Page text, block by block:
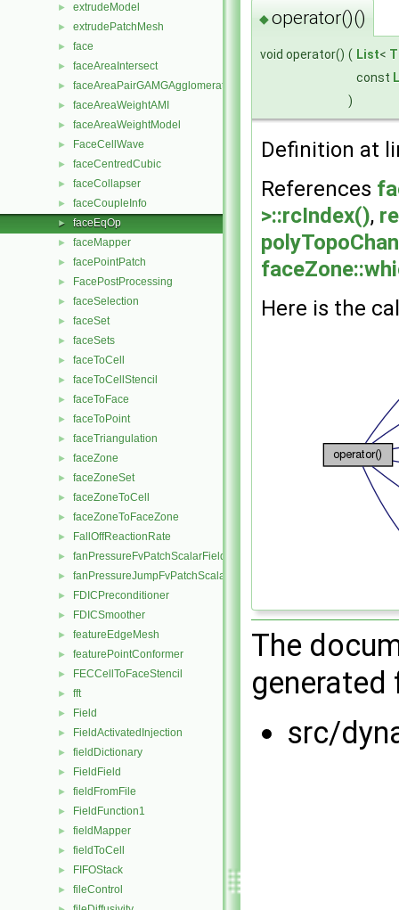
► extrudeModel
► extrudePatchMesh
► face
► faceAreaIntersect
► faceAreaPairGAMGAgglomeration
► faceAreaWeightAMI
► faceAreaWeightModel
► FaceCellWave
► faceCentredCubic
► faceCollapser
► faceCoupleInfo
► faceEqOp
► faceMapper
► facePointPatch
► FacePostProcessing
► faceSelection
► faceSet
► faceSets
► faceToCell
► faceToCellStencil
► faceToFace
► faceToPoint
► faceTriangulation
► faceZone
► faceZoneSet
► faceZoneToCell
► faceZoneToFaceZone
► FallOffReactionRate
► fanPressureFvPatchScalarField
► fanPressureJumpFvPatchScalarField
► FDICPreconditioner
► FDICSmoother
► featureEdgeMesh
► featurePointConformer
► FECCellToFaceStencil
► fft
► Field
► FieldActivatedInjection
► fieldDictionary
► FieldField
► fieldFromFile
► FieldFunction1
► fieldMapper
► fieldToCell
► FIFOStack
► fileControl
◆operator()()
void operator() ( List< T
const
)
Definition at
References
>::rcIndex(),
Here is the
The
src/